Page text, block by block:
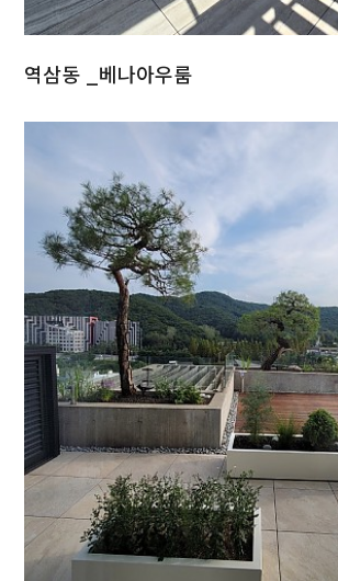
역삼동 _베나아우룸